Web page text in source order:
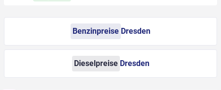
Benzinpreise Dresden
Dieselpreise Dresden